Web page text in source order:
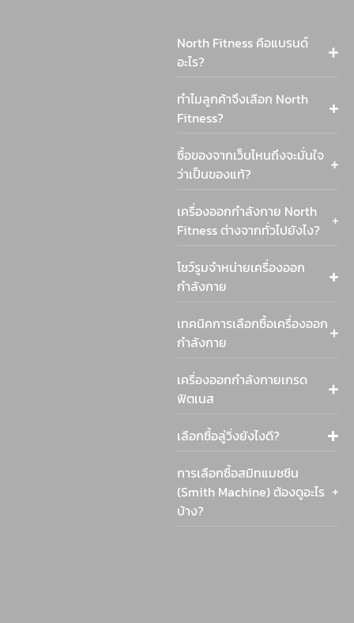
North Fitness คือแบรนด์
อะไร?
ทำไมลูกค้าจึงเลือก North
Fitness?
ซื้อของจากเว็บไหนถึงจะมั่นใจ
ว่าเป็นของแท้?
เครื่องออกกำลังกาย North
Fitness ต่างจากทั่วไปยังไง?
โชว์รูมจำหน่ายเครื่องออก
กำลังกาย
เทคนิคการเลือกซื้อเครื่องออก
กำลังกาย
เครื่องออกกำลังกายเกรด
ฟิตเนส
เลือกซื้อลู่วิ่งยังไงดี?
การเลือกซื้อสมิทแมชชีน
(Smith Machine) ต้องดูอะไร
บ้าง?